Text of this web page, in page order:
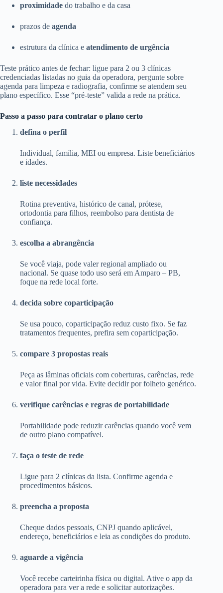
proximidade do trabalho e da casa
prazos de agenda
estrutura da clínica e atendimento de urgência
Teste prático antes de fechar: ligue para 2 ou 3 clínicas
credenciadas listadas no guia da operadora, pergunte sobre
agenda para limpeza e radiografia, confirme se atendem seu
plano específico. Esse “pré-teste” valida a rede na prática.
Passo a passo para contratar o plano certo
defina o perfil
Individual, família, MEI ou empresa. Liste beneficiários
e idades.
liste necessidades
Rotina preventiva, histórico de canal, prótese,
ortodontia para filhos, reembolso para dentista de
confiança.
escolha a abrangência
Se você viaja, pode valer regional ampliado ou
nacional. Se quase todo uso será em Amparo – PB,
foque na rede local forte.
decida sobre coparticipação
Se usa pouco, coparticipação reduz custo fixo. Se faz
tratamentos frequentes, prefira sem coparticipação.
compare 3 propostas reais
Peça as lâminas oficiais com coberturas, carências, rede
e valor final por vida. Evite decidir por folheto genérico.
verifique carências e regras de portabilidade
Portabilidade pode reduzir carências quando você vem
de outro plano compatível.
faça o teste de rede
Ligue para 2 clínicas da lista. Confirme agenda e
procedimentos básicos.
preencha a proposta
Cheque dados pessoais, CNPJ quando aplicável,
endereço, beneficiários e leia as condições do produto.
aguarde a vigência
Você recebe carteirinha física ou digital. Ative o app da
operadora para ver a rede e solicitar autorizações.